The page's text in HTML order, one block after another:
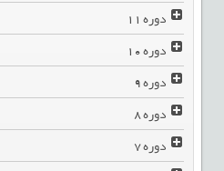
دوره11
دوره10
دوره9
دوره8
دوره7